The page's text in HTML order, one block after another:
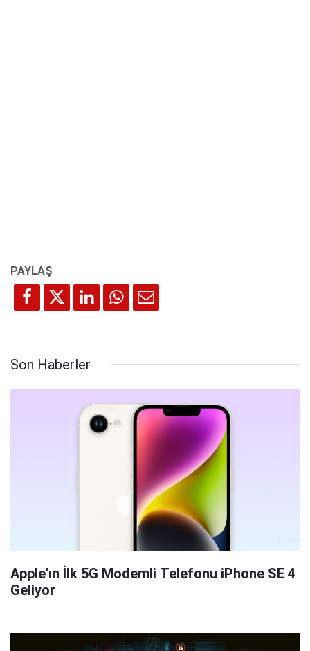
Son Haberler
Apple'ın İlk 5G Modemli Telefonu iPhone SE 4
Geliyor